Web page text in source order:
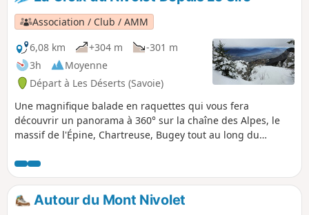
Association / Club / AMM
6,08 km
+304 m
-301 m
3h
Moyenne
Départ à Les Déserts (Savoie)
Une magnifique balade en raquettes qui vous fera
découvrir un panorama à 360° sur la chaîne des Alpes, le
massif de l'Épine, Chartreuse, Bugey tout au long du
Nivolet, destination finale qui surplombe fièrement
Chambéry. Le retour se fait par un cheminement identique
mais toujours différent compte tenu du paysage féerique
par beau temps.
Autour du Mont Nivolet